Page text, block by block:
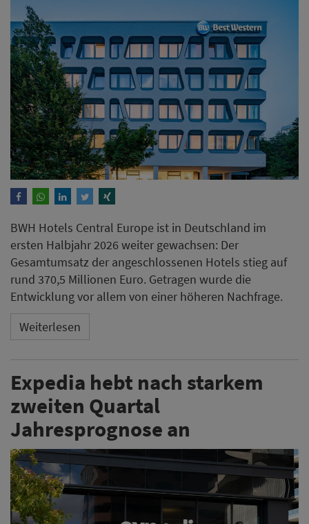
BWH Hotels Central Europe ist in Deutschland im
ersten Halbjahr 2026 weiter gewachsen: Der
Gesamtumsatz der angeschlossenen Hotels stieg auf
rund 370,5 Millionen Euro. Getragen wurde die
Entwicklung vor allem von einer höheren Nachfrage.
Weiterlesen
Expedia hebt nach starkem
zweiten Quartal
Jahresprognose an